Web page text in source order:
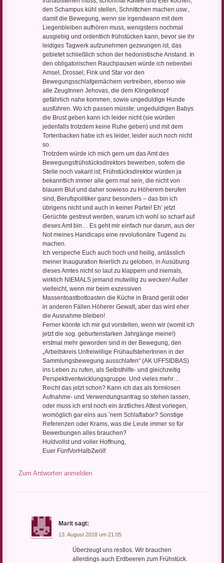
den Schampus kühl stellen, Schnittchen machen usw.,
damit die Bewegung, wenn sie irgendwann mit dem
Liegenbleiben aufhören muss, wenigstens nochmal
ausgiebig und ordentlich frühstücken kann, bevor sie ihr
leidiges Tagwerk aufzunehmen gezwungen ist, das
gebietet schließlich schon der hedonistische Anstand. In
den obligatorischen Rauchpausen würde ich nebenbei
Amsel, Drossel, Fink und Star vor den
Bewegungsschlafgemächern vertreiben, ebenso wie
alle ZeugInnen Jehovas, die dem Klingelknopf
gefährlich nahe kommen, sowie ungeduldige Hunde
ausführen. Wo ich passen müsste: ungeduldigen Babys
die Brust geben kann ich leider nicht (sie würden
jedenfalls trotzdem keine Ruhe geben) und mit dem
Tortenbacken habe ich es leider, leider auch noch nicht
so.
Trotzdem würde ich mich gern um das Amt des
Bewegungsfrühstücksdirektors bewerben, sofern die
Stelle noch vakant ist; Frühstücksdirektor würden ja
bekanntlich immer alle gern mal sein, die nicht von
blauem Blut und daher sowieso zu Höherem berufen
sind, Berufspolitiker ganz besonders – das bin ich
übrigens nicht und auch in keiner Partei! Eh‘ jetzt
Gerüchte gestreut werden, warum ich wohl so scharf auf
dieses Amt bin… Es geht mir einfach nur darum, aus der
Not meines Handicaps eine revolutionäre Tugend zu
machen.
Ich verspeche Euch auch hoch und heilig, anlässlich
meiner Inauguration feierlich zu geloben, in Ausübung
dieses Amtes nicht so laut zu klappern und niemals,
wirklich NIEMALS jemand mutwillig zu wecken! Außer
vielleicht, wenn mir beim exzessiven
Massentoastbottoasten die Küche in Brand gerät oder
in anderen Fällen Höherer Gewalt, aber das wird eher
die Ausnahme bleiben!
Ferner könnte ich mir gut vorstellen, wenn wir (womit ich
jetzt die sog. geburtenstarken Jahrgänge meine!)
erstmal mehr geworden sind in der Bewegung, den
„Arbeitskreis Unfreiwillige FrühaufsteherInnen in der
Sammlungsbewegung ausschlafen“ (AK UFFSIDBAS)
ins Leben zu rufen, als Selbsthilfe- und gleichzeitig
Perspektiventwicklungsgruppe. Und vieles mehr…
Reicht das jetzt schon? Kann ich das als formlosen
Aufnahme- und Verwendungsantrag so stehen lassen,
oder muss ich erst noch ein ärztliches Attest vorlegen,
womöglich gar eins aus ’nem Schlaflabor? Sonstige
Referenzen oder Krams, was die Leute immer so für
Bewerbungen alles brauchen?
Huldvollst und voller Hoffnung,
Euer FünfVorHalbZwölf
Zum Antworten anmelden
Marit sagt:
13. August 2018 um 21:05
Überzeugt uns restlos. Wir brauchen
allerdings auch Erdbeeren zum Frühstück.